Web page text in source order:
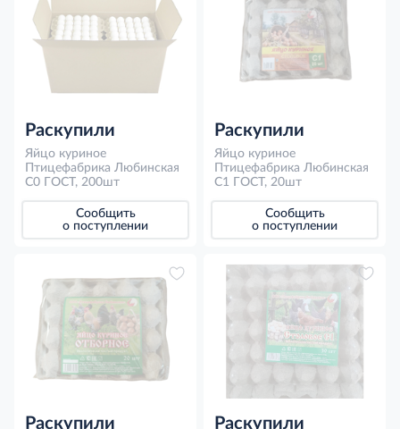
Раскупили
Яйцо куриное
Птицефабрика Любинская
С0 ГОСТ, 200шт
Сообщить
о поступлении
Раскупили
Яйцо куриное
Птицефабрика Любинская
С1 ГОСТ, 20шт
Сообщить
о поступлении
Раскупили Раскупили